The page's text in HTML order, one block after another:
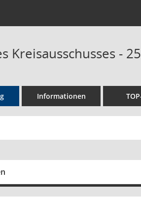
Kreisausschusses -
Informationen
zu dieser Sitzung zusammenfassen
ohne Anlagen zusammenfassen